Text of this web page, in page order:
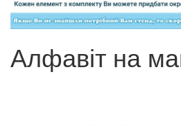
Алфавіт на